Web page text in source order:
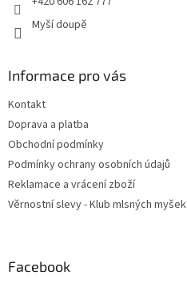
Myší doupě
Informace pro vás
Kontakt
Doprava a platba
Obchodní podmínky
Podmínky ochrany osobních údajů
Reklamace a vrácení zboží
Věrnostní slevy - Klub mlsných myšek
Facebook